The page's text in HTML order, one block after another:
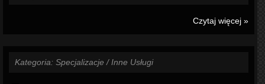
Czytaj więcej »
Kategoria: Specjalizacje / Inne Usługi